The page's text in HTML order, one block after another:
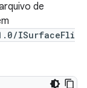
de
ISurfaceFli